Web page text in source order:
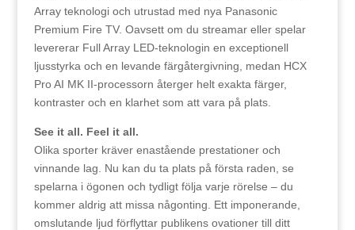
Array teknologi och utrustad med nya Panasonic
Premium Fire TV. Oavsett om du streamar eller spelar
levererar Full Array LED-teknologin en exceptionell
ljusstyrka och en levande färgåtergivning, medan HCX
Pro AI MK II-processorn återger helt exakta färger,
kontraster och en klarhet som att vara på plats.
See it all. Feel it all.
Olika sporter kräver enastående prestationer och
vinnande lag. Nu kan du ta plats på första raden, se
spelarna i ögonen och tydligt följa varje rörelse – du
kommer aldrig att missa någonting. Ett imponerande,
omslutande ljud förflyttar publikens ovationer till ditt